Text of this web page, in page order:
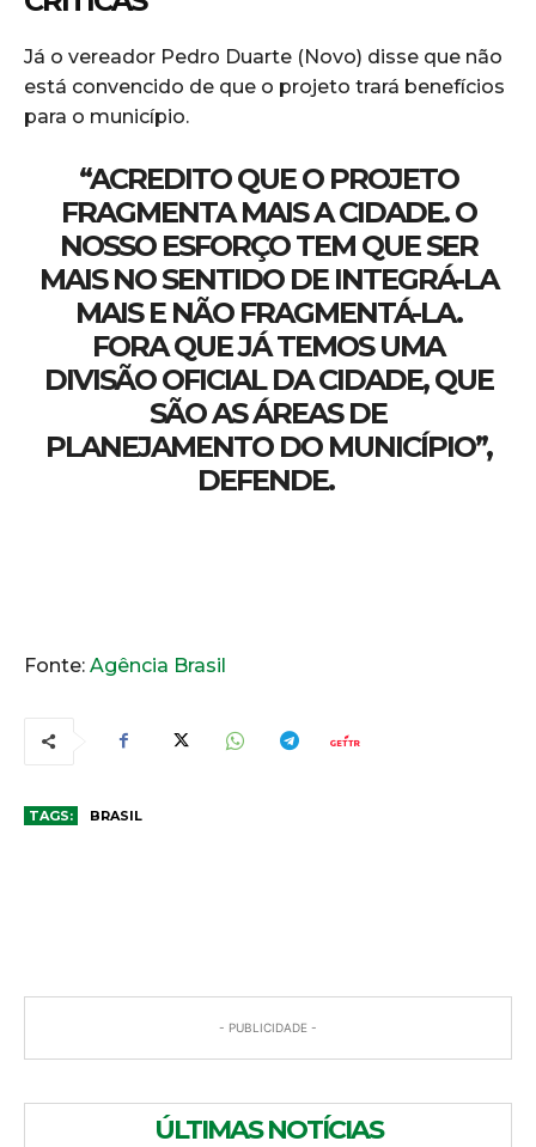
Já o vereador Pedro Duarte (Novo) disse que não
está convencido de que o projeto trará benefícios
para o município.
“ACREDITO QUE O PROJETO
FRAGMENTA MAIS A CIDADE. O
NOSSO ESFORÇO TEM QUE SER
MAIS NO SENTIDO DE INTEGRÁ-LA
MAIS E NÃO FRAGMENTÁ-LA.
FORA QUE JÁ TEMOS UMA
DIVISÃO OFICIAL DA CIDADE, QUE
SÃO AS ÁREAS DE
PLANEJAMENTO DO MUNICÍPIO”,
DEFENDE.
Fonte: Agência Brasil
TAGS: BRASIL
- PUBLICIDADE -
ÚLTIMAS NOTÍCIAS